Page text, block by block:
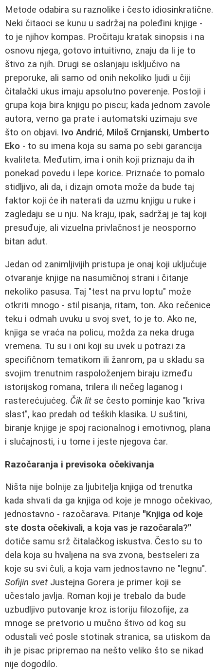
Metode odabira su raznolike i često idiosinkratične.
Neki čitaoci se kunu u sadržaj na poleđini knjige -
to je njihov kompas. Pročitaju kratak sinopsis i na
osnovu njega, gotovo intuitivno, znaju da li je to
štivo za njih. Drugi se oslanjaju isključivo na
preporuke, ali samo od onih nekoliko ljudi u čiji
čitalački ukus imaju apsolutno poverenje. Postoji i
grupa koja bira knjigu po piscu; kada jednom zavole
autora, verno ga prate i automatski uzimaju sve
što on objavi. Ivo Andrić, Miloš Crnjanski, Umberto
Eko - to su imena koja su sama po sebi garancija
kvaliteta. Međutim, ima i onih koji priznaju da ih
ponekad povedu i lepe korice. Priznaće to pomalo
stidljivo, ali da, i dizajn omota može da bude taj
faktor koji će ih naterati da uzmu knjigu u ruke i
zagledaju se u nju. Na kraju, ipak, sadržaj je taj koji
presuđuje, ali vizuelna privlačnost je neosporno
bitan adut.
Jedan od zanimljivijih pristupa je onaj koji uključuje
otvaranje knjige na nasumičnoj strani i čitanje
nekoliko pasusa. Taj "test na prvu loptu" može
otkriti mnogo - stil pisanja, ritam, ton. Ako rečenice
teku i odmah uvuku u svoj svet, to je to. Ako ne,
knjiga se vraća na policu, možda za neka druga
vremena. Tu su i oni koji su uvek u potrazi za
specifičnom tematikom ili žanrom, pa u skladu sa
svojim trenutnim raspoloženjem biraju između
istorijskog romana, trilera ili nečeg laganog i
rasterećujućeg. Čik lit se često pominje kao "kriva
slast", kao predah od teških klasika. U suštini,
biranje knjige je spoj racionalnog i emotivnog, plana
i slučajnosti, i u tome i jeste njegova čar.
Razočaranja i previsoka očekivanja
Ništa nije bolnije za ljubitelja knjiga od trenutka
kada shvati da ga knjiga od koje je mnogo očekivao,
jednostavno - razočarava. Pitanje "Knjiga od koje
ste dosta očekivali, a koja vas je razočarala?"
dotiče samu srž čitalačkog iskustva. Često su to
dela koja su hvaljena na sva zvona, bestseleri za
koje su svi čuli, a koja vam jednostavno ne "legnu".
Sofijin svet Justejna Gorera je primer koji se
učestalo javlja. Roman koji je trebalo da bude
uzbudljivo putovanje kroz istoriju filozofije, za
mnoge se pretvorio u mučno štivo od kog su
odustali već posle stotinak stranica, sa utiskom da
ih je pisac pripremao na nešto veliko što se nikad
nije dogodilo.